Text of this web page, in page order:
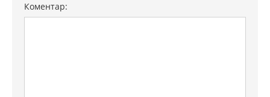
Коментар: